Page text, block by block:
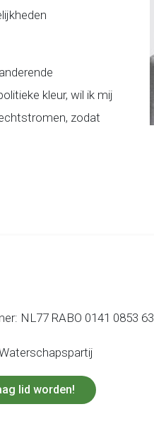
kleur, wil ik mij
zodat
NL77 RABO 0141 0853 63
lid worden!